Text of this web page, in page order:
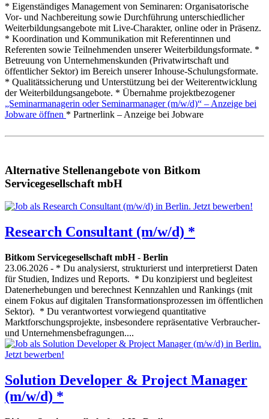
* Eigenständiges Management von Seminaren: Organisatorische
Vor- und Nachbereitung sowie Durchführung unterschiedlicher
Weiterbildungsangebote mit Live-Charakter, online oder in Präsenz.
* Koordination und Kommunikation mit Referentinnen und
Referenten sowie Teilnehmenden unserer Weiterbildungsformate. *
Betreuung von Unternehmenskunden (Privatwirtschaft und
öffentlicher Sektor) im Bereich unserer Inhouse-Schulungsformate.
* Qualitätssicherung und Unterstützung bei der Weiterentwicklung
der Weiterbildungsangebote. * Übernahme projektbezogener
„Seminarmanagerin oder Seminarmanager (m/w/d)“ – Anzeige bei
Jobware öffnen * Partnerlink – Anzeige bei Jobware
Alternative Stellenangebote von Bitkom
Servicegesellschaft mbH
Research Consultant (m/w/d) *
Bitkom Servicegesellschaft mbH- Berlin
23.06.2026 - * Du analysierst, strukturierst und interpretierst Daten
für Studien, Indizes und Reports. * Du konzipierst und begleitest
Datenerhebungen und berechnest Kennzahlen und Rankings (mit
einem Fokus auf digitalen Transformationsprozessen im öffentlichen
Sektor). * Du verantwortest vorwiegend quantitative
Marktforschungsprojekte, insbesondere repräsentative Verbraucher-
und Unternehmensbefragungen....
Solution Developer & Project Manager
(m/w/d) *